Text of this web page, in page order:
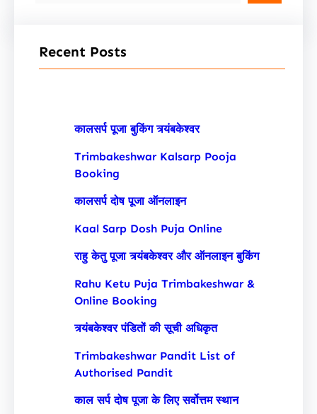
Recent Posts
कालसर्प पूजा बुकिंग त्र्यंबकेश्वर
Trimbakeshwar Kalsarp Pooja
Booking
कालसर्प दोष पूजा ऑनलाइन
Kaal Sarp Dosh Puja Online
राहु केतु पूजा त्र्यंबकेश्वर और ऑनलाइन बुकिंग
Rahu Ketu Puja Trimbakeshwar &
Online Booking
त्र्यंबकेश्वर पंडितों की सूची अधिकृत
Trimbakeshwar Pandit List of
Authorised Pandit
काल सर्प दोष पूजा के लिए सर्वोत्तम स्थान